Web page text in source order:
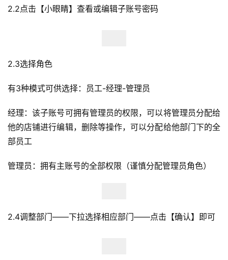
航
2.2点击【小眼睛】查看或编辑子账号密码
2.3选择角色
有3种模式可供选择：员工-经理-管理员
经理：该子账号可拥有管理员的权限，可以将管理员分配给
他的店铺进行编辑，删除等操作，可以分配给他部门下的全
部员工
管理员：拥有主账号的全部权限（谨慎分配管理员角色）
2.4调整部门——下拉选择相应部门——点击【确认】即可